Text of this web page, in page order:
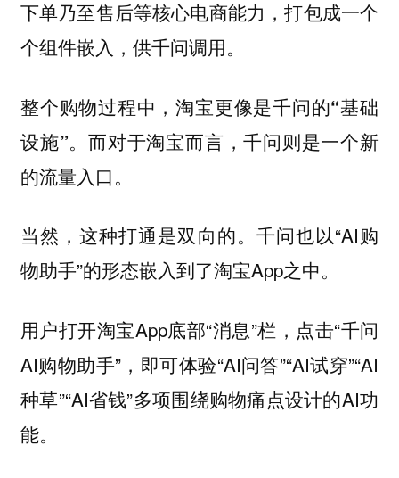
下单乃至售后等核心电商能力，打包成一个
个组件嵌入，供千问调用。
整个购物过程中，淘宝更像是千问的“基础
设施”。而对于淘宝而言，千问则是一个新
的流量入口。
当然，这种打通是双向的。千问也以“AI购
物助手”的形态嵌入到了淘宝App之中。
用户打开淘宝App底部“消息”栏，点击“千问
AI购物助手”，即可体验“AI问答”“AI试穿”“AI
种草”“AI省钱”多项围绕购物痛点设计的AI功
能。